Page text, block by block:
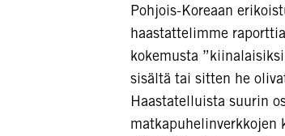
Pohjois-Koreaan
haastattelimme
kokemusta
sisältä tai sitten he
Haastatelluista suurin
matkapuhelinverkkojen